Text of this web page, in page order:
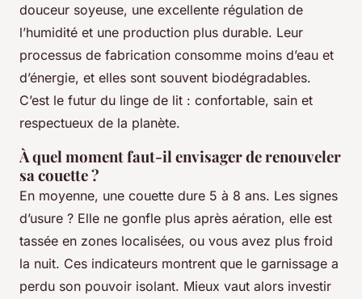
douceur soyeuse, une excellente régulation de
l’humidité et une production plus durable. Leur
processus de fabrication consomme moins d’eau et
d’énergie, et elles sont souvent biodégradables.
C’est le futur du linge de lit : confortable, sain et
respectueux de la planète.
À quel moment faut-il envisager de renouveler
sa couette ?
En moyenne, une couette dure 5 à 8 ans. Les signes
d’usure ? Elle ne gonfle plus après aération, elle est
tassée en zones localisées, ou vous avez plus froid
la nuit. Ces indicateurs montrent que le garnissage a
perdu son pouvoir isolant. Mieux vaut alors investir